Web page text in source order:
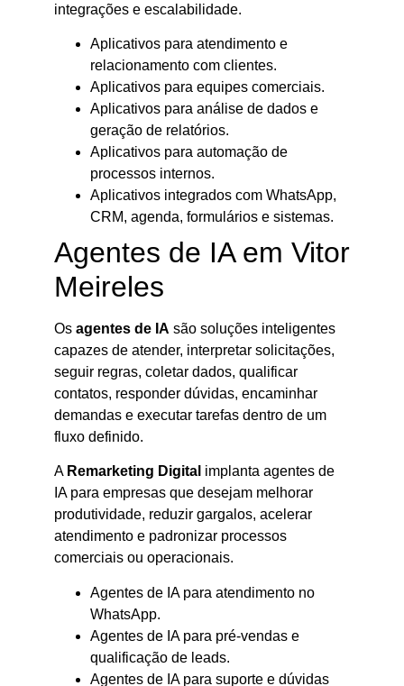
integrações e escalabilidade.
Aplicativos para atendimento e
relacionamento com clientes.
Aplicativos para equipes comerciais.
Aplicativos para análise de dados e
geração de relatórios.
Aplicativos para automação de
processos internos.
Aplicativos integrados com WhatsApp,
CRM, agenda, formulários e sistemas.
Agentes de IA em Vitor
Meireles
Os agentes de IA são soluções inteligentes
capazes de atender, interpretar solicitações,
seguir regras, coletar dados, qualificar
contatos, responder dúvidas, encaminhar
demandas e executar tarefas dentro de um
fluxo definido.
A Remarketing Digital implanta agentes de
IA para empresas que desejam melhorar
produtividade, reduzir gargalos, acelerar
atendimento e padronizar processos
comerciais ou operacionais.
Agentes de IA para atendimento no
WhatsApp.
Agentes de IA para pré-vendas e
qualificação de leads.
Agentes de IA para suporte e dúvidas